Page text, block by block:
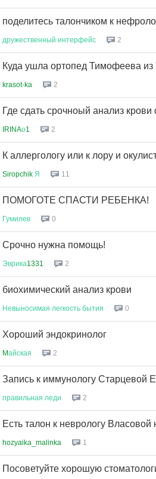
поделитесь талончиком к
дружественный интерфейс 2
Куда ушла ортопед Тимофеева
krasot-ka 2
Где сдать срочноый анализ
IRINAо1 2
К аллергологу или к лору и
Siropchik Я 11
ПОМОГОТЕ СПАСТИ РЕБЕНКА!
Гумилев 0
Срочно нужна помощь!
Эврика1331 2
биохимический анализ крови
Невыносимая легкость бытия 0
Хороший эндокринолог
Mайская 2
Запись к иммунологу Старцевой
правильная леди 2
Есть талон к неврологу
hozyaika_malinka 1
Посоветуйте хорошую